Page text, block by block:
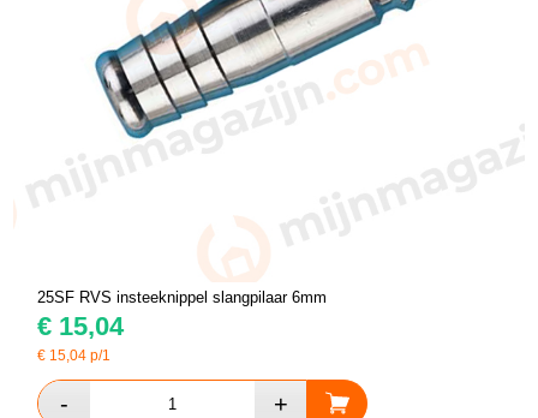
25SF RVS insteeknippel slangpilaar 6mm
€ 15,04
€ 15,04 p/1